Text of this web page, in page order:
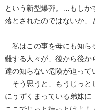
という新型爆弾。…もしか
落とされたのではないか、
私はこの事を母にも知ら
難する人々が、後から後か
達の知らない危険が迫って
そう思うと、もうじっと
にうずくまっている弟妹に